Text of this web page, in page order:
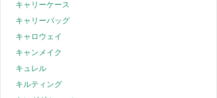
キャリーケース
キャリーバッグ
キャロウェイ
キャンメイク
キュレル
キルティング